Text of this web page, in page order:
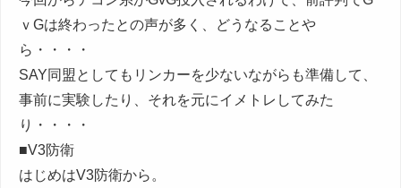
ｖGは終わったとの声が多く、どうなることや
ら・・・・
SAY同盟としてもリンカーを少ないながらも準備して、
事前に実験したり、それを元にイメトレしてみた
り・・・・
■V3防衛
はじめはV3防衛から。